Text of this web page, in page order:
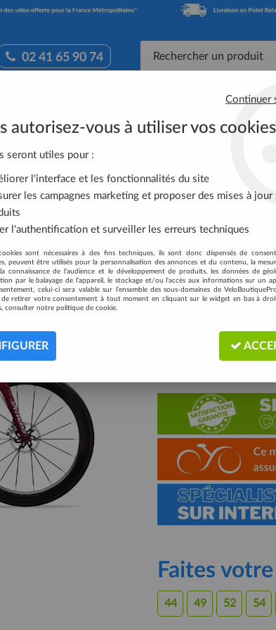
02 41 65 90 74
Équipement Cycliste
Specialized > Vélo Specialized Tarmac Sl8 Sw Axs
VÉLO
Soyez le premier à
13499,00 €
Réf. :94926-03
Voici l'élite du cyclisme
FACT 12r, transmission
artistique et
Faites
44 49 52 54
Continuer
autorisez-vous à utiliser vos
seront utiles pour :
l'interface et les fonctionnalités du site
les campagnes marketing et proposer des mises à jour
l'authentification et surveiller les erreurs techniques
sont nécessaires à des fins techniques, ils sont donc dispensés de
peuvent être utilisés pour la personnalisation des annonces et du contenu, la
connaissance de l'audience et le développement de produits, les données de
par le balayage de l'appareil, le stockage et/ou l'accès aux informations sur un
celui-ci sera valable sur l’ensemble des sous-domaines de
de retirer votre consentement à tout moment en cliquant sur le widget en bas à
consulter notre politique de cookie.